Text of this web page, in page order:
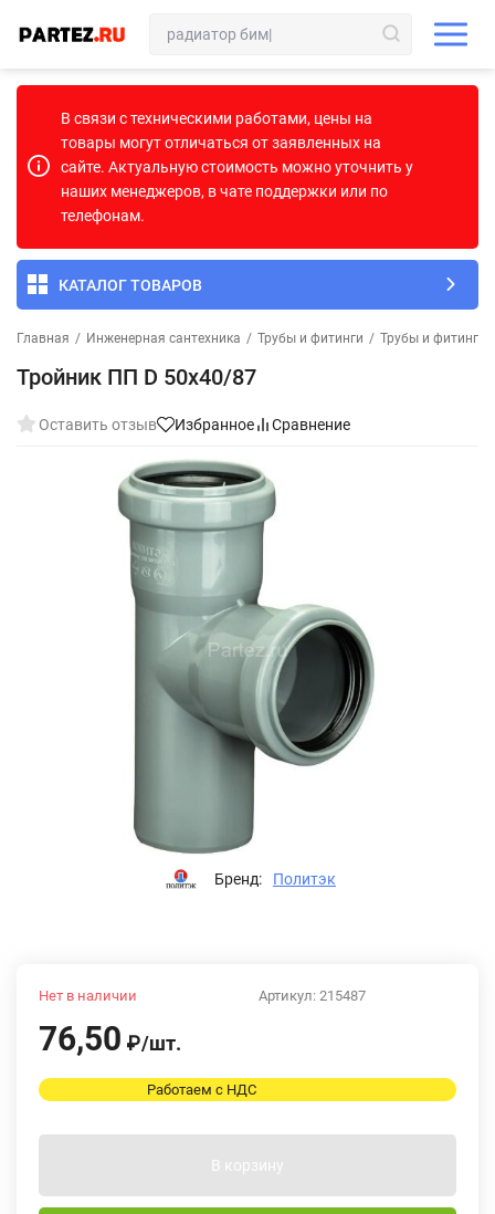
В связи с техническими работами, цены на
товары могут отличаться от заявленных на
сайте. Актуальную стоимость можно уточнить у
наших менеджеров, в чате поддержки или по
телефонам.
КАТАЛОГ ТОВАРОВ
Главная / Инженерная сантехника / Трубы и фитинги / Трубы и фитинги
Тройник ПП D 50х40/87
Оставить отзыв Избранное Сравнение
Бренд: Политэк
Артикул: 215487
Нет в наличии
76,50 ₽/шт.
Работаем с НДС
В корзину